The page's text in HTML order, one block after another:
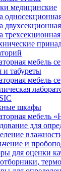
медицинские
мебель
и табуреты
мебель
шкафы
мебель
для
и
для оценки